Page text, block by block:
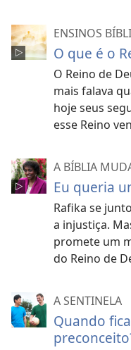
ENSINOS
O que é o
O Reino de
mais falava
hoje seus
esse Reino
A BÍBLIA
Eu queria
Rafika se
a injustiça.
promete um
do Reino de
A SENTINELA
Quando